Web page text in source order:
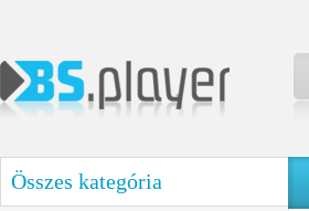
Összes kategória